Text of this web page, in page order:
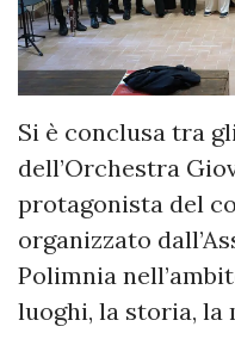
Si è conclusa tra
dell’Orchestra
protagonista del
organizzato
Polimnia
luoghi, la storia, la